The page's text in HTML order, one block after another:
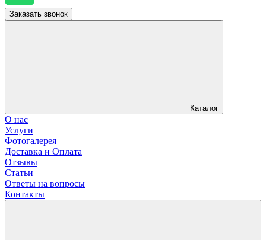
Заказать звонок
Каталог
О нас
Услуги
Фотогалерея
Доставка и Оплата
Отзывы
Статьи
Ответы на вопросы
Контакты